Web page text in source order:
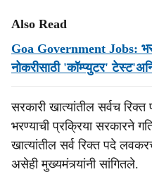
Also Read
Goa Government Jobs:
नोकरीसाठी 'कॉम्प्युटर'
सरकारी खात्‍यांतील सर्वच रिक्त
भरण्‍याची प्रक्रिया सरकारने
खात्‍यांतील सर्व रिक्त पदे
असेही मुख्‍यमंत्र्यांनी सांगितले.